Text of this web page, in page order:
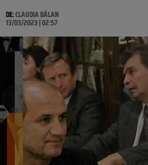
DE:CLAUDIA BĂLAN
13/03/2023 | 02:57